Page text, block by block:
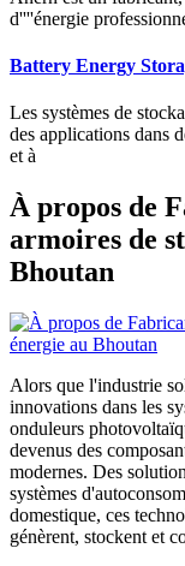
d''''énergie
Battery Energy
Les systèmes de
des applications dans
et à
À propos de
armoires de
Bhoutan
Alors que l'industrie
innovations dans les
onduleurs
devenus des
modernes. Des
systèmes
domestique, ces
génèrent, stockent et